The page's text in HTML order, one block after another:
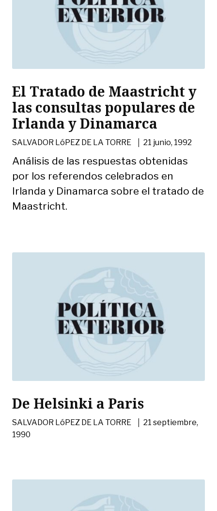
El Tratado de Maastricht y
las consultas populares de
Irlanda y Dinamarca
SALVADOR LóPEZ DE LA TORRE |21 junio, 1992
Análisis de las respuestas obtenidas
por los referendos celebrados en
Irlanda y Dinamarca sobre el tratado de
Maastricht.
De Helsinki a Paris
SALVADOR LóPEZ DE LA TORRE |21 septiembre,
1990